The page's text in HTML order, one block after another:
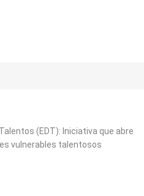
(EDT): Iniciativa que abre
vulnerables talentosos